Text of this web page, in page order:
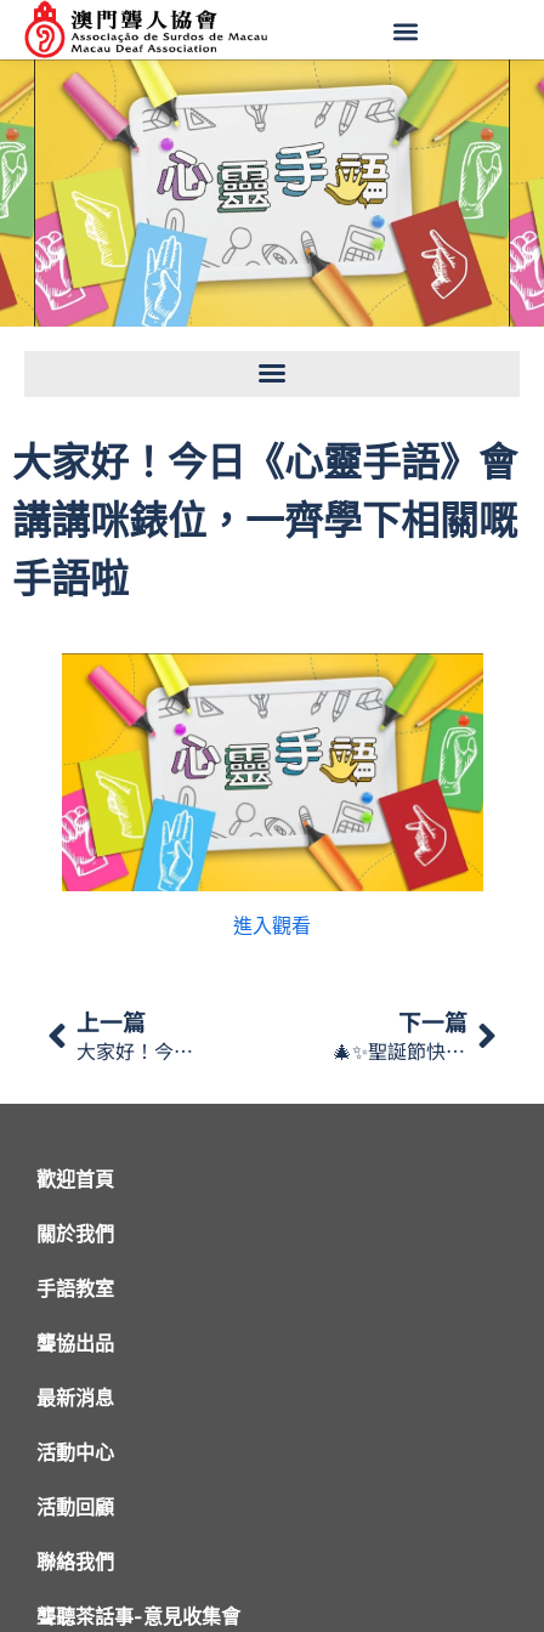
大家好！今日《心靈手語》會
講講咪錶位，一齊學下相關嘅
手語啦
進入觀看
上一篇
大家好！今日《心靈手語》會講講停車時直拍和斜泊，一齊學下相關嘅手語啦
下一篇
🎄✨聖誕節快樂！Merry Christmas！✨🎄
歡迎首頁
關於我們
手語教室
聾協出品
最新消息
活動中心
活動回顧
聯絡我們
聾聽茶話事-意見收集會